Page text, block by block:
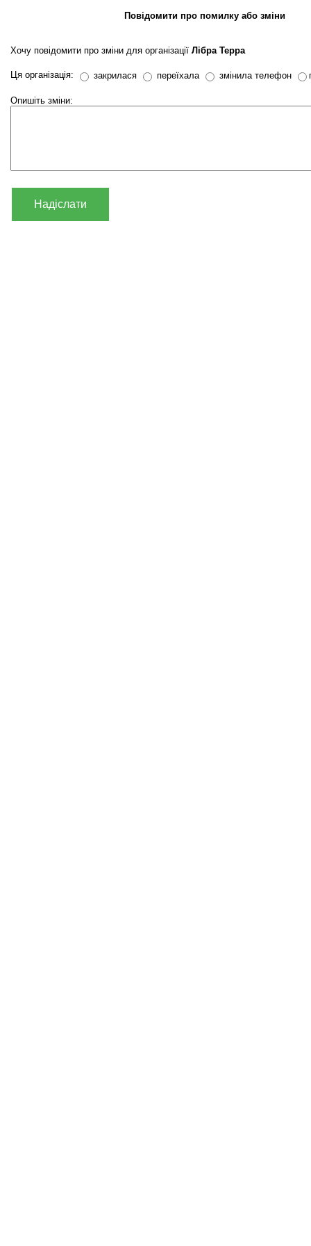
Повідомити про помилку або зміни
Хочу повідомити про зміни для організації Лібра Терра
Ця організація: закрилася переїхала змінила телефон
Опишіть зміни:
Надіслати